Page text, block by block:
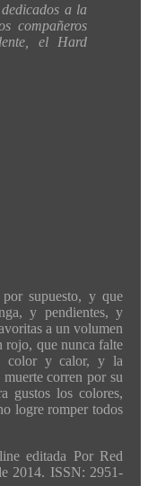
a la
compañeros
el Hard
supuesto, y que
y pendientes, y
a un volumen
rojo, que nunca falte
color y calor, y la
corren por su
gustos los colores,
logre romper todos
editada Por Red
2014. ISSN: 2951-